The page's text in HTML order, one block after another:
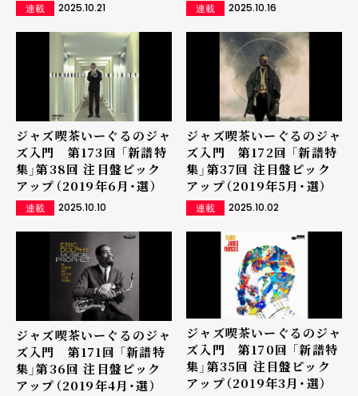
連載 2025.10.21 連載 2025.10.16
ジャズ喫茶いーぐるのジャ
ズ入門 第173回 「新譜特
集」第38回 注目盤ピック
アップ（2019年6月・選）
連載 2025.10.10
ジャズ喫茶いーぐるのジャ
ズ入門 第172回 「新譜特
集」第37回 注目盤ピック
アップ（2019年5月・選）
連載 2025.10.02
ジャズ喫茶いーぐるのジャ
ズ入門 第171回 「新譜特
集」第36回 注目盤ピック
アップ（2019年4月・選）
ジャズ喫茶いーぐるのジャ
ズ入門 第170回 「新譜特
集」第35回 注目盤ピック
アップ（2019年3月・選）